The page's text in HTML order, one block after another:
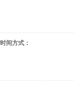
间方式：